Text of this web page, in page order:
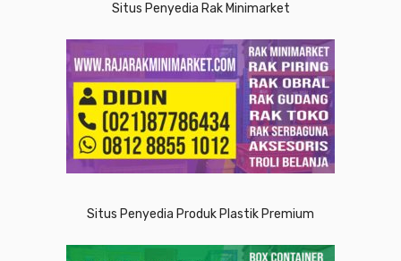
Situs Penyedia Rak Minimarket
Situs Penyedia Produk Plastik Premium